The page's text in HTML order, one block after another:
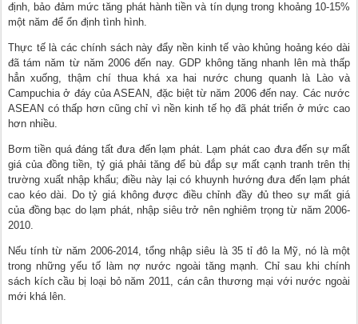
định, bảo đảm mức tăng phát hành tiền và tín dụng trong khoảng 10-15%
một năm để ổn định tình hình.
Thực tế là các chính sách này đẩy nền kinh tế vào khủng hoảng kéo dài
đã tám năm từ năm 2006 đến nay. GDP không tăng nhanh lên mà thấp
hẳn xuống, thậm chí thua khá xa hai nước chung quanh là Lào và
Campuchia ở đáy của ASEAN, đặc biệt từ năm 2006 đến nay. Các nước
ASEAN có thấp hơn cũng chỉ vì nền kinh tế họ đã phát triển ở mức cao
hơn nhiều.
Bơm tiền quá đáng tất đưa đến lạm phát. Lạm phát cao đưa đến sự mất
giá của đồng tiền, tỷ giá phải tăng để bù đắp sự mất cạnh tranh trên thị
trường xuất nhập khẩu; điều này lại có khuynh hướng đưa đến lạm phát
cao kéo dài. Do tỷ giá không được điều chỉnh đầy đủ theo sự mất giá
của đồng bạc do lạm phát, nhập siêu trở nên nghiêm trọng từ năm 2006-
2010.
Nếu tính từ năm 2006-2014, tổng nhập siêu là 35 tỉ đô la Mỹ, nó là một
trong những yếu tố làm nợ nước ngoài tăng mạnh. Chỉ sau khi chính
sách kích cầu bị loại bỏ năm 2011, cán cân thương mại với nước ngoài
mới khá lên.